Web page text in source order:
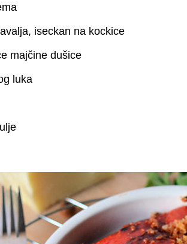
iseckan na kockice
majčine dušice
luka